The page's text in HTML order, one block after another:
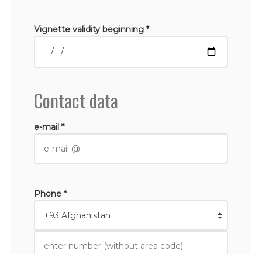
Vignette validity beginning *
Contact data
e-mail *
Phone *